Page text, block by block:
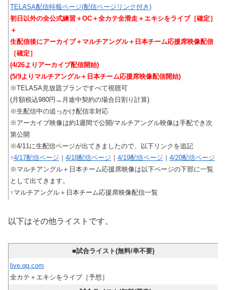
TELASA配信特報ページ(配信ページリンク付き)
初日以外の全公式練習＋OC＋全カテ全滑走＋エキシをライブ［確定］
＋
生配信後にアーカイブ＋マルチアングル＋日本チーム応援席映像配信
［確定］
(4/26よりアーカイブ配信開始)
(5/9よりマルチアングル＋日本チーム応援席映像配信開始)
※TELASA見放題プランですべて視聴可
(月額税込980円→月途中契約の場合日割り計算)
※生配信中の追っかけ配信非対応
※アーカイブ映像は約1週間で公開/マルチアングル映像は手配でき次
第公開
※4/11に生配信ページが出てきましたので、以下リンクを追記
↑4/17配信ページ ｜ 4/18配信ページ ｜ 4/19配信ページ ｜ 4/20配信ページ
※マルチアングル＋日本チーム応援席映像は以下ページの下部に一覧
として出てきます。
↑マルチアングル＋日本チーム応援席映像配信一覧
以下はその他ライストです。
■試合ライスト(無料/串不要)
live.qq.com
全カテ＋エキシをライブ［予想］